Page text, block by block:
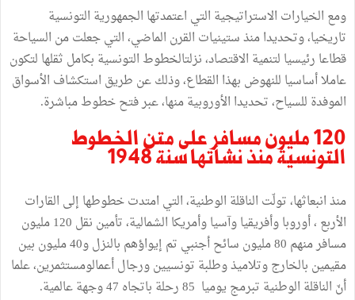
ومع الخيارات الاستراتيجية التي اعتمدتها الجمهورية التونسية
تاريخيا، وتحديدا منذ ستينيات القرن الماضي، التي جعلت من السياحة
قطاعا رئيسيا لتنمية الاقتصاد، نزلتالخطوط التونسية بكامل ثقلها لتكون
عاملا أساسيا للنهوض بهذا القطاع، وذلك عن طريق استكشاف الأسواق
الموفدة للسياح، تحديدا الأوروبية منها، عبر فتح خطوط مباشرة.
120 مليون مسافر على متن الخطوط
التونسية منذ نشأتها سنة 1948
منذ انبعاثها، تولّت الناقلة الوطنية، التي امتدت خطوطها إلى القارات
الأربع ، أوروبا وأفريقيا وآسيا وأمريكا الشمالية، تأمين نقل 120 مليون
مسافر منهم 80 مليون سائح أجنبي تم إيواؤهم بالنزل و40 مليون بين
مقيمين بالخارج وتلاميذ وطلبة تونسيين ورجال أعمالومستثمرين، علما
أنّ الناقلة الوطنية تبرمج يوميا 85 رحلة باتجاه 47 وجهة عالمية.